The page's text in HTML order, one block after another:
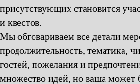
присутствующих становится
и квестов.
Мы обговариваем все детали
продолжительность, тематика,
гостей, пожелания и
множество идей, но ваша может